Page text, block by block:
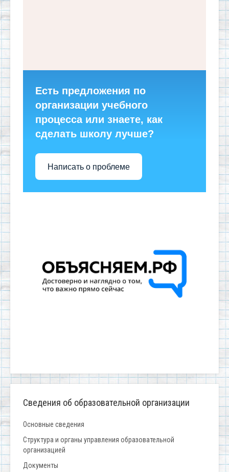
Есть предложения по
организации учебного
процесса или знаете, как
сделать школу лучше?
Написать о проблеме
Сведения об образовательной организации
Основные сведения
Структура и органы управления образовательной
организацией
Документы